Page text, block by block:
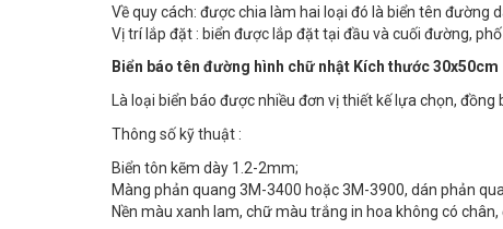
Về quy cách: được chia làm hai loại đó là biển tên
Vị trí lắp đặt : biển được lắp đặt tại đầu và cuối đường,
Biển báo tên đường hình chữ nhật Kích thước 30x50cm
Là loại biển báo được nhiều đơn vị thiết kế lựa chọn,
Thông số kỹ thuật :
Biển tôn kẽm dày 1.2-2mm;
Màng phản quang 3M-3400 hoặc 3M-3900, dán phản
Nền màu xanh lam, chữ màu trắng in hoa không có